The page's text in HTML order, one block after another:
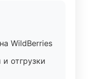
WildBerries
отгрузки